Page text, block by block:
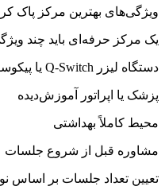
ویژگی‌های بهترین مرکز پاک
یک مرکز حرفه‌ای باید چند
دستگاه لیزر Q-Switch یا پیکوسکند
پزشک یا اپراتور آموزش‌دیده
محیط کاملاً بهداشتی
مشاوره قبل از شروع جلسات
تعیین تعداد جلسات بر اساس